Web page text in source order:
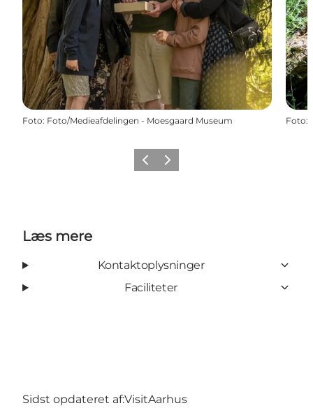
Foto: Foto/Medieafdelingen - Moesgaard Museum Foto:
ForrigeNæste
Læs mere
Kontaktoplysninger
Faciliteter
Sidst opdateret af:VisitAarhus